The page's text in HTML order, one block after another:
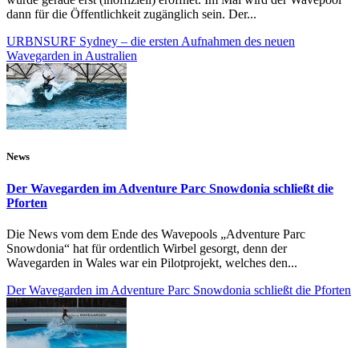
dann für die Öffentlichkeit zugänglich sein. Der...
URBNSURF Sydney – die ersten Aufnahmen des neuen
Wavegarden in Australien
News
Der Wavegarden im Adventure Parc Snowdonia schließt die
Pforten
Die News vom dem Ende des Wavepools „Adventure Parc
Snowdonia“ hat für ordentlich Wirbel gesorgt, denn der
Wavegarden in Wales war ein Pilotprojekt, welches den...
Der Wavegarden im Adventure Parc Snowdonia schließt die Pforten